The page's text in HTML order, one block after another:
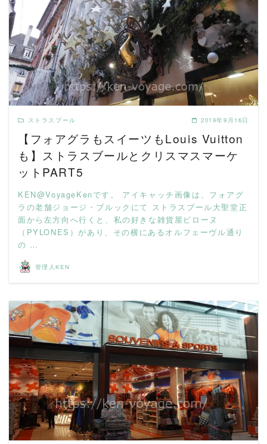
READ MORE
ストラスブール 2019年9月16日
【フォアグラもスイーツもLouis Vuitton
も】ストラスブールとクリスマスマーケ
ットPART5
KEN@VoyageKenです。 アイキャッチ画像は、フォアグ
ラの老舗ジョージ・ブルックにて ストラスブール大聖堂正
面から左方向へ行くと、私の好きな雑貨屋ピローヌ
（PYLONES）があり、その横にあるオルフェーヴル通り
の …
管理人KEN
READ MORE